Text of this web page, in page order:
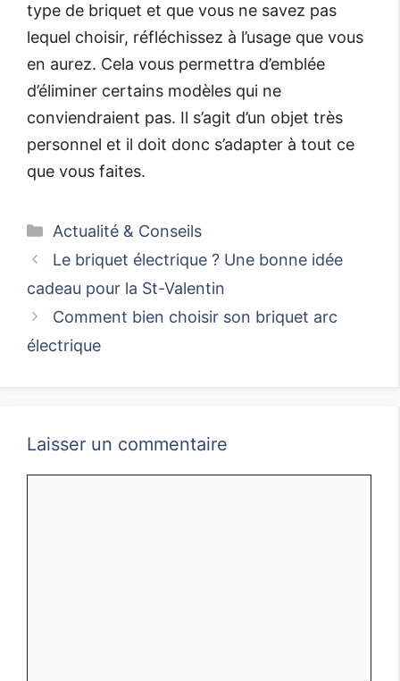
type de briquet et que vous ne savez pas
lequel choisir, réfléchissez à l’usage que vous
en aurez. Cela vous permettra d’emblée
d’éliminer certains modèles qui ne
conviendraient pas. Il s’agit d’un objet très
personnel et il doit donc s’adapter à tout ce
que vous faites.
Catégories
Actualité & Conseils
Le briquet électrique ? Une bonne idée
cadeau pour la St-Valentin
Comment bien choisir son briquet arc
électrique
Laisser un commentaire